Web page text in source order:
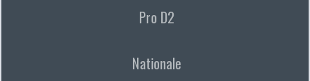
Pro D2
Nationale